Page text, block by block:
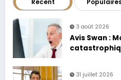
3 août 2026
Avis Swan :
31 juillet 2026